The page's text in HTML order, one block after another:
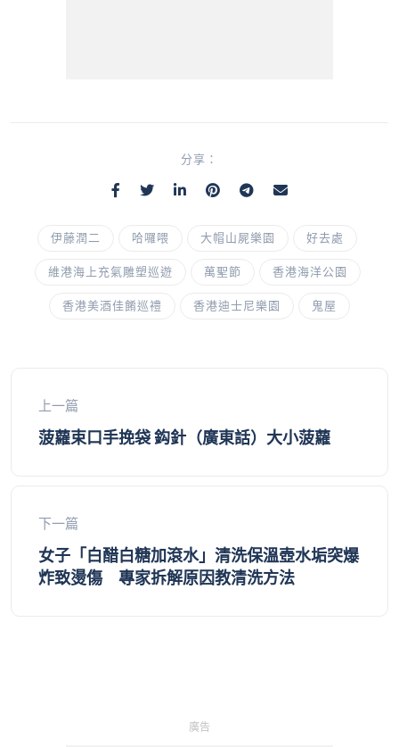
分享：
伊藤潤二 哈囉喂 大帽山屍樂園 好去處
維港海上充氣雕塑巡遊 萬聖節 香港海洋公園
香港美酒佳餚巡禮 香港迪士尼樂園 鬼屋
上一篇
菠蘿束口手挽袋 鈎針（廣東話）大小菠蘿
下一篇
女子「白醋白糖加滾水」清洗保溫壺水垢突爆
炸致燙傷 專家拆解原因教清洗方法
廣告